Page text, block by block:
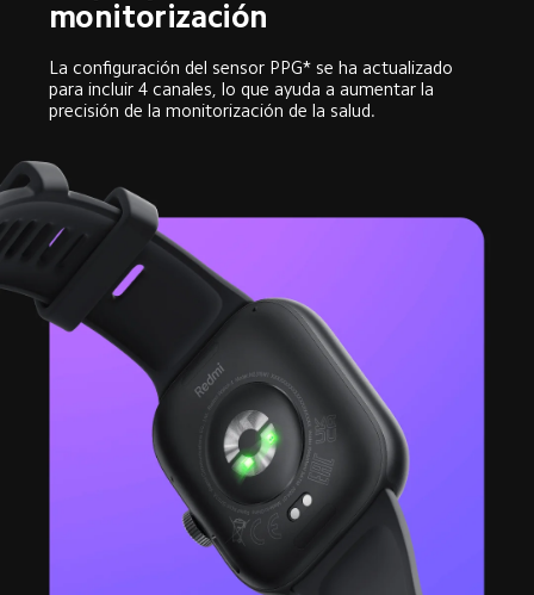
monitorización
La configuración del sensor PPG* se ha actualizado
para incluir 4 canales, lo que ayuda a aumentar la
precisión de la monitorización de la salud.